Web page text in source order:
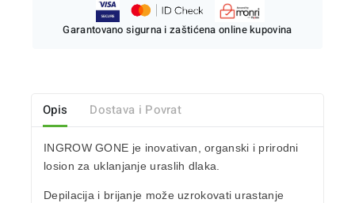
Garantovano sigurna i zaštićena online kupovina
Opis Dostava i Povrat
INGROW GONE je inovativan, organski i prirodni
losion za uklanjanje uraslih dlaka.
Depilacija i brijanje može uzrokovati urastanje